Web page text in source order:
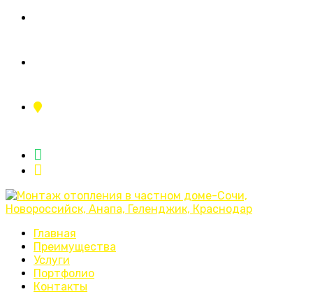
Главная
Преимущества
Услуги
Портфолио
Контакты